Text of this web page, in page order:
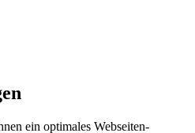
ein optimales Webseiten-